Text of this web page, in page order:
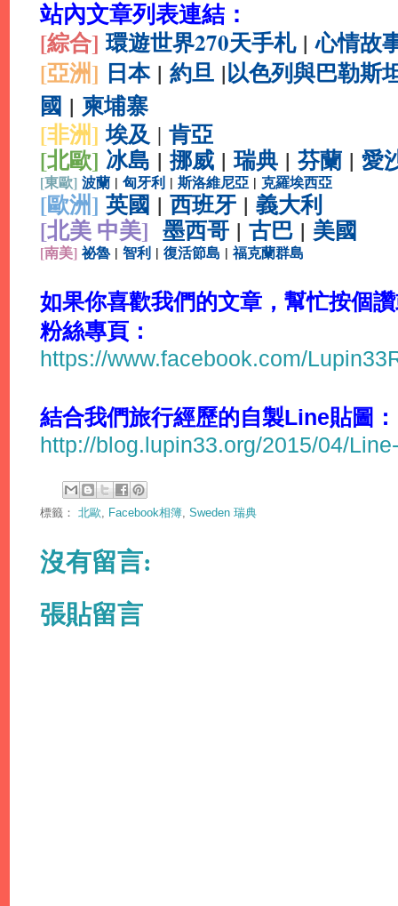
站內文章列表連結：
[綜合] 環遊世界270天手札|心情故
[亞洲] 日本 | 約旦 |以色列與巴勒斯
國 | 柬埔寨
[非洲]埃及 | 肯亞
[北歐] 冰島 | 挪威 | 瑞典 | 芬蘭 | 愛
[東歐] 波蘭 | 匈牙利 | 斯洛維尼亞 | 克羅埃西亞
[歐洲] 英國 | 西班牙 | 義大利
[北美 中美] 墨西哥 | 古巴 | 美國
[南美] 祕魯 | 智利 | 復活節島 | 福克蘭群島
如果你喜歡我們的文章，幫忙按個
粉絲專頁：
https://www.facebook.com/
結合我們旅行經歷的自製Line貼圖：
http://blog.lupin33.org/2015/04/
標籤： 北歐 Facebook相簿 Sweden 瑞典
沒有留言:
張貼留言